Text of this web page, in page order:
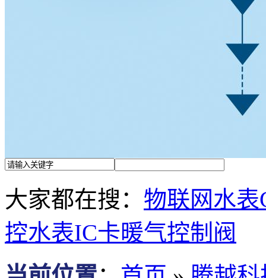
大家都在搜： 物联网水表
控水表IC卡暖气控制阀